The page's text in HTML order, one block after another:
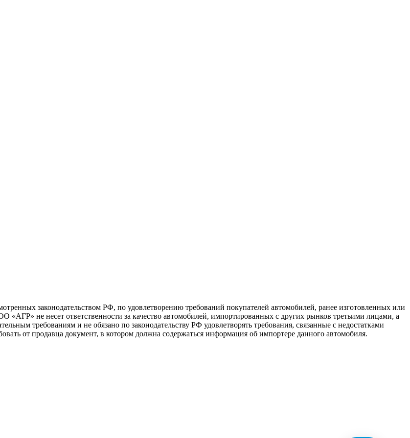
законодательством РФ, по удовлетворению требований покупателей автомобилей, ранее изготовленных или
не несет ответственности за качество автомобилей, импортированных с других рынков третьими лицами, а
требованиям и не обязано по законодательству РФ удовлетворять требования, связанные с недостатками
от продавца документ, в котором должна содержаться информация об импортере данного автомобиля.